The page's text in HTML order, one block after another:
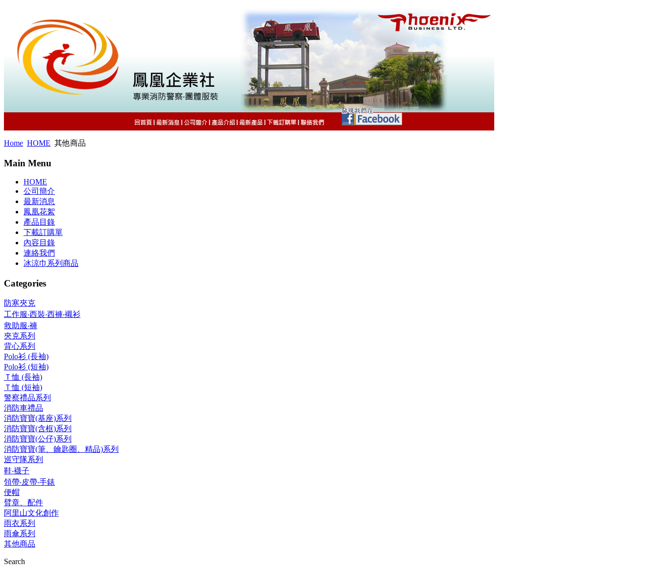
Home HOME 其他商品
Main Menu
HOME
公司簡介
最新消息
鳳凰花絮
產品目錄
下載訂購單
內容目錄
連絡我們
冰涼巾系列商品
Categories
防寒夾克
工作服‧西裝‧西褲‧襯衫
救助服‧褲
夾克系列
背心系列
Polo衫 (長袖)
Polo衫 (短袖)
Ｔ恤 (長袖)
Ｔ恤 (短袖)
警察禮品系列
消防車禮品
消防寶寶(基座)系列
消防寶寶(含框)系列
消防寶寶(公仔)系列
消防寶寶(筆、鑰匙圈、精品)系列
巡守隊系列
鞋‧襪子
領帶‧皮帶‧手錶
便帽
臂章、配件
阿里山文化創作
雨衣系列
雨傘系列
其他商品
Search